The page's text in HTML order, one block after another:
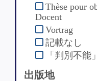
Thèse pour
Docent
Vortrag
記載なし
「判別不能」
出版地